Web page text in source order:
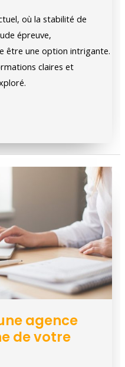
où la stabilité de
épreuve,
être une option intrigante.
claires et
agence
de votre